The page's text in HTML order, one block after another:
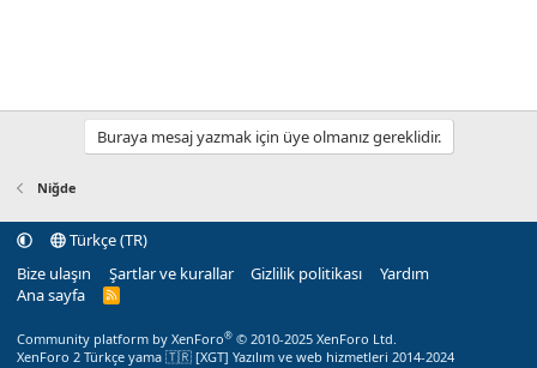
Buraya mesaj yazmak için üye olmanız gereklidir.
Niğde
Türkçe (TR)
Bize ulaşın
Şartlar ve kurallar Gizlilik politikası
Yardım
Ana sayfa
R
Community platform by XenForo® © 2010-2025 XenForo Ltd.
XenForo 2 Türkçe yama 🇹🇷 [XGT] Yazılım ve web hizmetleri 2014-2024